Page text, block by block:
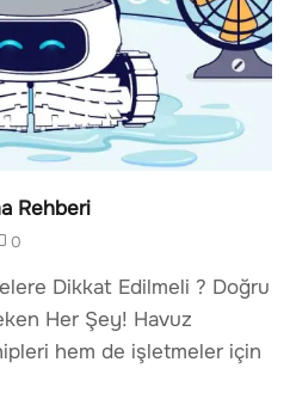
Rehberi
0
Dikkat Edilmeli ? Doğru
Her Şey! Havuz
hem de işletmeler için